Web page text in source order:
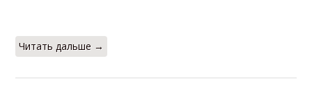
Читать дальше →